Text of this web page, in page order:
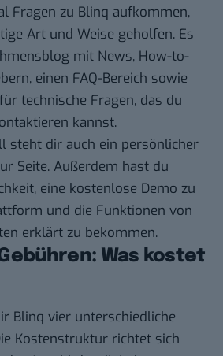
Fragen zu Blinq aufkommen,
Art und Weise geholfen. Es
mit News, How-to-
einen FAQ-Bereich sowie
technische Fragen, das du
kannst.
steht dir auch ein persönlicher
Seite. Außerdem hast du
eine kostenlose Demo zu
und die Funktionen von
erklärt zu bekommen.
Was kostet
Blinq vier unterschiedliche
Kostenstruktur richtet sich